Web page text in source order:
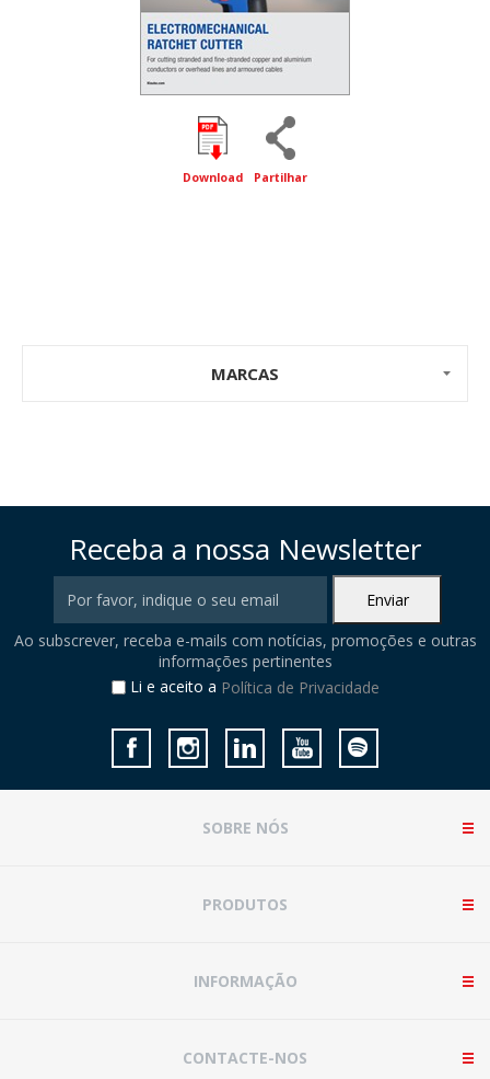
Download Partilhar
MARCAS
Receba a nossa Newsletter
Ao subscrever, receba e-mails com notícias, promoções e outras
informações pertinentes
Li e aceito a Política de Privacidade
SOBRE NÓS
PRODUTOS
INFORMAÇÃO
CONTACTE-NOS